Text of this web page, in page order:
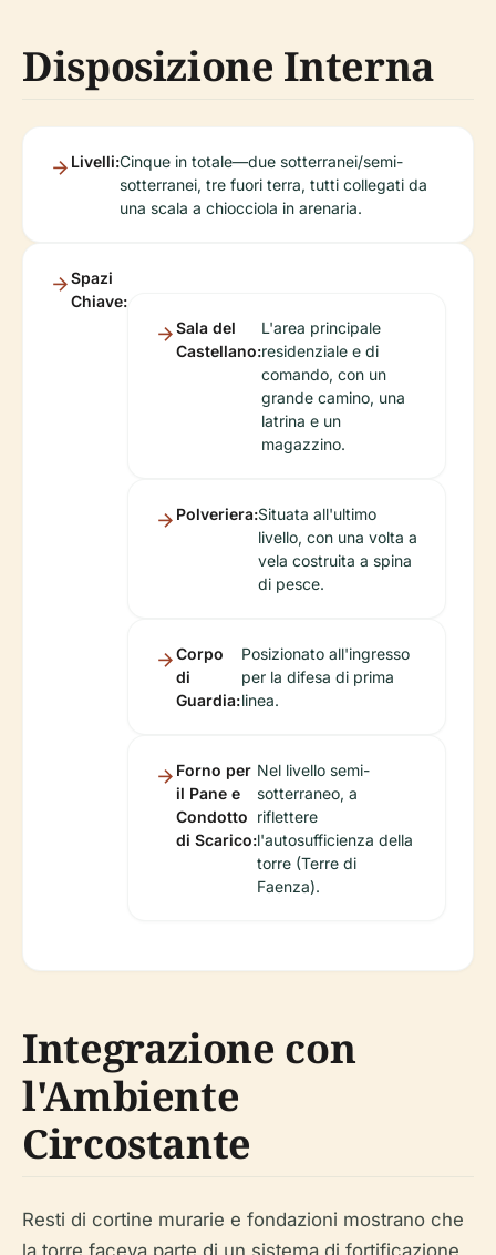
Disposizione Interna
Livelli:Cinque in totale—due sotterranei/semi-
sotterranei, tre fuori terra, tutti collegati da
una scala a chiocciola in arenaria.
Spazi
Chiave:
Sala del
Castellano:
L'area principale
residenziale e di
comando, con un
grande camino, una
latrina e un
magazzino.
Polveriera:Situata all'ultimo
livello, con una volta a
vela costruita a spina
di pesce.
Corpo
di
Guardia:
Posizionato all'ingresso
per la difesa di prima
linea.
Forno per
il Pane e
Condotto
di Scarico:
Nel livello semi-
sotterraneo, a
riflettere
l'autosufficienza della
torre (Terre di
Faenza).
Integrazione con
l'Ambiente
Circostante
Resti di cortine murarie e fondazioni mostrano che
la torre faceva parte di un sistema di fortificazione